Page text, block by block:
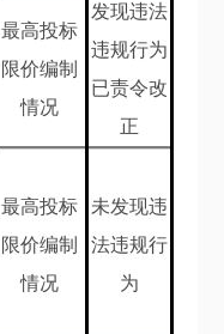
最高投标
限价编制
情况
发现违法
违规行为
已责令改
正
最高投标
限价编制
情况
未发现违
法违规行
为